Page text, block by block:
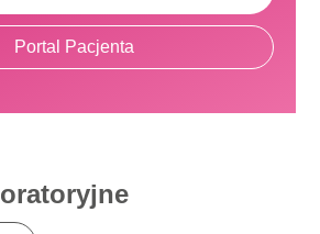
Portal Pacjenta